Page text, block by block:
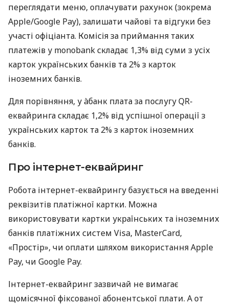
переглядати меню, оплачувати рахунок (зокрема
Apple/Google Pay), залишати чайові та відгуки без
участі офіціанта. Комісія за приймання таких
платежів у monobank складає 1,3% від суми з усіх
карток українських банків та 2% з карток
іноземних банків.
Для порівняння, у àбанк плата за послугу QR-
еквайринга складає 1,2% від успішної операції з
українських карток та 2% з карток іноземних
банків.
Про інтернет-еквайринг
Робота інтернет-еквайрингу базується на введенні
реквізитів платіжної картки. Можна
використовувати картки українських та іноземних
банків платіжних систем Visa, MasterCard,
«Простір», чи оплати шляхом використання Apple
Pay, чи Google Pay.
Інтернет-еквайринг зазвичай не вимагає
щомісячної фіксованої абонентської плати. А от